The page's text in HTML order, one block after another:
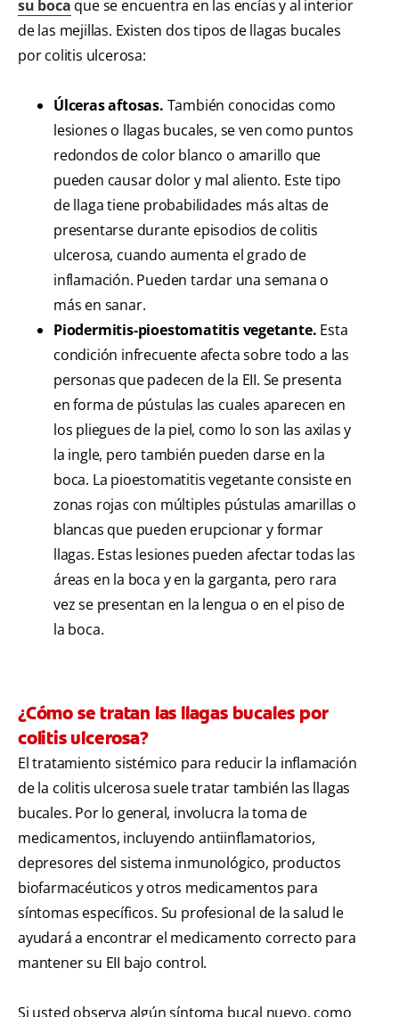
su boca que se encuentra en las encías y al interior
de las mejillas. Existen dos tipos de llagas bucales
por colitis ulcerosa:
Úlceras aftosas. También conocidas como
lesiones o llagas bucales, se ven como puntos
redondos de color blanco o amarillo que
pueden causar dolor y mal aliento. Este tipo
de llaga tiene probabilidades más altas de
presentarse durante episodios de colitis
ulcerosa, cuando aumenta el grado de
inflamación. Pueden tardar una semana o
más en sanar.
Piodermitis-pioestomatitis vegetante. Esta
condición infrecuente afecta sobre todo a las
personas que padecen de la EII. Se presenta
en forma de pústulas las cuales aparecen en
los pliegues de la piel, como lo son las axilas y
la ingle, pero también pueden darse en la
boca. La pioestomatitis vegetante consiste en
zonas rojas con múltiples pústulas amarillas o
blancas que pueden erupcionar y formar
llagas. Estas lesiones pueden afectar todas las
áreas en la boca y en la garganta, pero rara
vez se presentan en la lengua o en el piso de
la boca.
¿Cómo se tratan las llagas bucales por
colitis ulcerosa?
El tratamiento sistémico para reducir la inflamación
de la colitis ulcerosa suele tratar también las llagas
bucales. Por lo general, involucra la toma de
medicamentos, incluyendo antiinflamatorios,
depresores del sistema inmunológico, productos
biofarmacéuticos y otros medicamentos para
síntomas específicos. Su profesional de la salud le
ayudará a encontrar el medicamento correcto para
mantener su EII bajo control.
Si usted observa algún síntoma bucal nuevo, como